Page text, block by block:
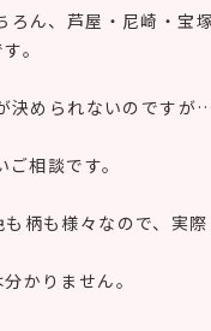
ん、芦屋・尼崎・宝
。
決められないのですが…
相談です。
柄も様々なので、実
かりません。